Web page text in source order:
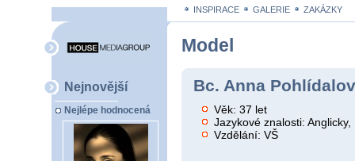
INSPIRACE GALERIE ZAKÁZKY
Nejnovější
Nejlépe hodnocená
Model
Bc. Anna
Věk: 37 let
Jazykové znalosti: Anglicky,
Vzdělání: VŠ